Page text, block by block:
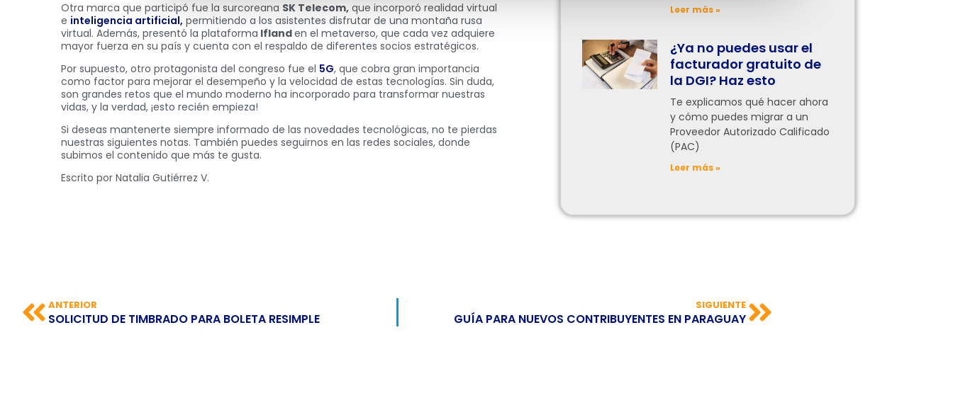
Otra marca que participó fue la surcoreana SK Telecom, que incorporó realidad virtual
e inteligencia artificial, permitiendo a los asistentes disfrutar de una montaña rusa
virtual. Además, presentó la plataforma Iflanden el metaverso, que cada vez adquiere
mayor fuerza en su país y cuenta con el respaldo de diferentes socios estratégicos.
Por supuesto, otro protagonista del congreso fue el 5G, que cobra gran importancia
como factor para mejorar el desempeño y la velocidad de estas tecnologías. Sin duda,
son grandes retos que el mundo moderno ha incorporado para transformar nuestras
vidas, y la verdad, ¡esto recién empieza!
Si deseas mantenerte siempre informado de las novedades tecnológicas, no te pierdas
nuestras siguientes notas. También puedes seguirnos en las redes sociales, donde
subimos el contenido que más te gusta.
Escrito por Natalia Gutiérrez V.
Leer más »
¿Ya no puedes usar el
facturador gratuito de
la DGI? Haz esto
Te explicamos qué hacer ahora
y cómo puedes migrar a un
Proveedor Autorizado Calificado
(PAC)
Leer más »
ANTERIOR
SOLICITUD DE TIMBRADO PARA BOLETA RESIMPLE
SIGUIENTE
GUÍA PARA NUEVOS CONTRIBUYENTES EN PARAGUAY